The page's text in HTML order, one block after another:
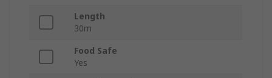
Length
30m
Food Safe
Yes